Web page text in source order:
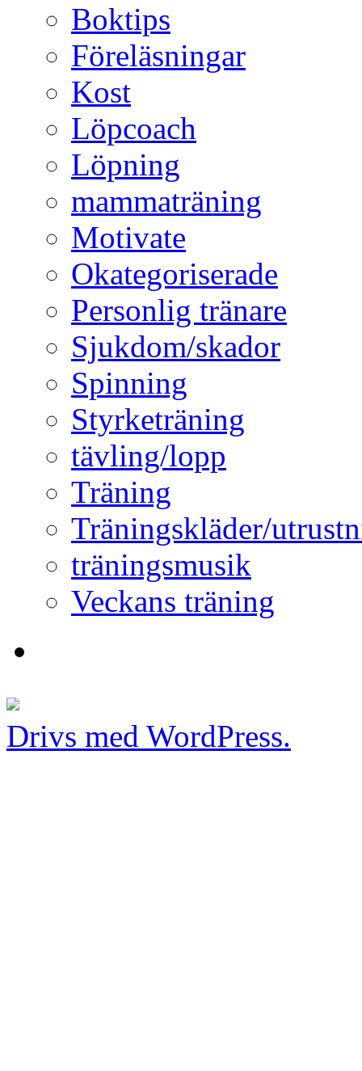
Boktips
Föreläsningar
Kost
Löpcoach
Löpning
mammaträning
Motivate
Okategoriserade
Personlig tränare
Sjukdom/skador
Spinning
Styrketräning
tävling/lopp
Träning
Träningskläder/
träningsmusik
Veckans träning
Drivs med WordPress.